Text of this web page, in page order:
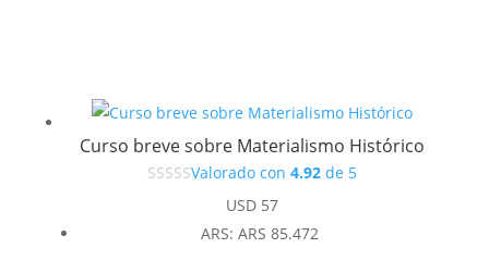
Curso breve sobre Materialismo Histórico
Valorado con 4.92de 5
USD57
ARS: ARS 85.472